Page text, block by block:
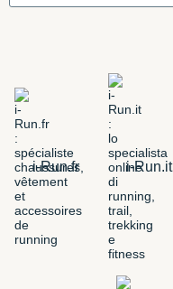
i-Run.fr i-Run.it